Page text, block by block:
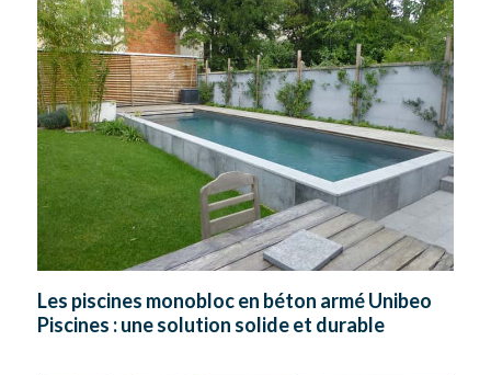
Les piscines monobloc en béton armé Unibeo
Piscines : une solution solide et durable